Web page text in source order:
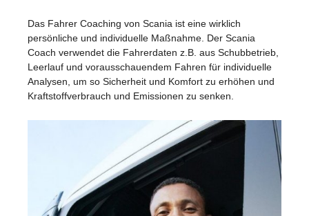
Das Fahrer Coaching von Scania ist eine wirklich
persönliche und individuelle Maßnahme. Der Scania
Coach verwendet die Fahrerdaten z.B. aus Schubbetrieb,
Leerlauf und vorausschauendem Fahren für individuelle
Analysen, um so Sicherheit und Komfort zu erhöhen und
Kraftstoffverbrauch und Emissionen zu senken.